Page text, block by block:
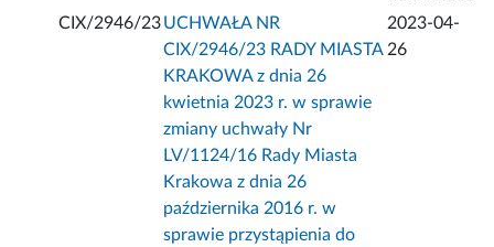
CIX/2946/23UCHWAŁA NR
CIX/2946/23 RADY MIASTA
KRAKOWA z dnia 26
kwietnia 2023 r. w sprawie
zmiany uchwały Nr
LV/1124/16 Rady Miasta
Krakowa z dnia 26
października 2016 r. w
sprawie przystąpienia do
2023-04-
26